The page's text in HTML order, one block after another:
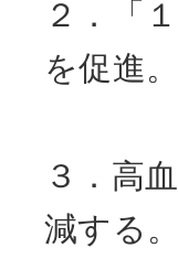
２．「
を促進。
３．高
減する。